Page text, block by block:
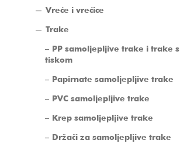
Vreće i vrećice
Trake
PP samoljepljive trake i trake s
tiskom
Papirnate samoljepljive trake
PVC samoljepljive trake
Krep samoljepljive trake
Držači za samoljepljive trake